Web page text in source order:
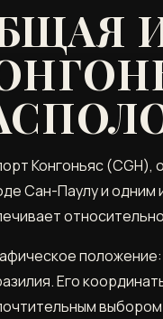
Конгоньяс (CGH),
Сан-Паулу и одним
Его
выбором